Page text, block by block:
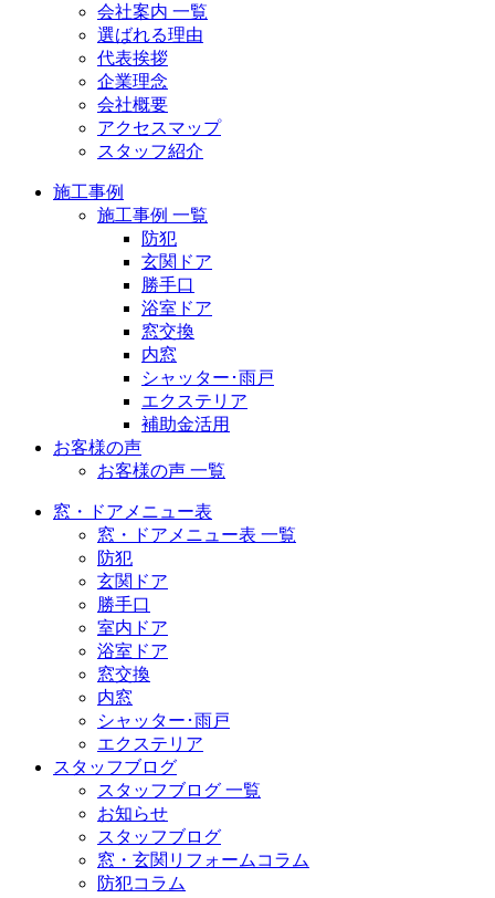
会社案内 一覧
選ばれる理由
代表挨拶
企業理念
会社概要
アクセスマップ
スタッフ紹介
施工事例
施工事例 一覧
防犯
玄関ドア
勝手口
浴室ドア
窓交換
内窓
シャッター･雨戸
エクステリア
補助金活用
お客様の声
お客様の声 一覧
窓・ドアメニュー表
窓・ドアメニュー表 一覧
防犯
玄関ドア
勝手口
室内ドア
浴室ドア
窓交換
内窓
シャッター･雨戸
エクステリア
スタッフブログ
スタッフブログ 一覧
お知らせ
スタッフブログ
窓・玄関リフォームコラム
防犯コラム